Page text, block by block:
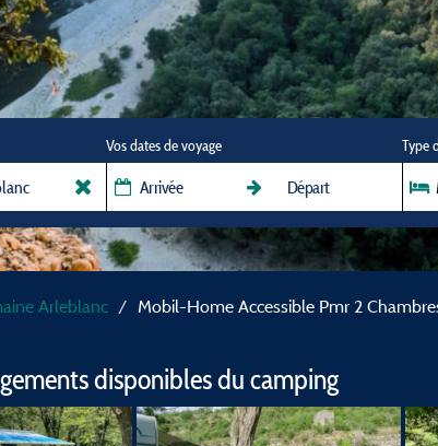
Vos dates de voyage Type
Arleblanc Mobil-Home Accessible Pmr 2
disponibles du camping